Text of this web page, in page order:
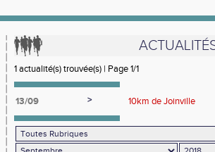
1 actualité(s) trouvée(s) | Page 1/1
13/09 > 10km de Joinville